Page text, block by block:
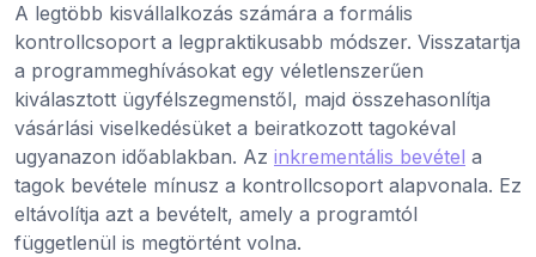
A legtöbb kisvállalkozás számára a formális
kontrollcsoport a legpraktikusabb módszer. Visszatartja
a programmeghívásokat egy véletlenszerűen
kiválasztott ügyfélszegmenstől, majd összehasonlítja
vásárlási viselkedésüket a beiratkozott tagokéval
ugyanazon időablakban. Az inkrementális bevétel a
tagok bevétele mínusz a kontrollcsoport alapvonala. Ez
eltávolítja azt a bevételt, amely a programtól
függetlenül is megtörtént volna.